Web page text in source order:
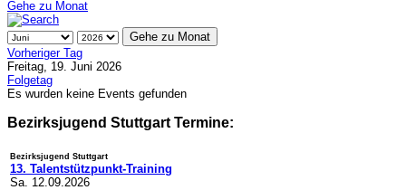
Gehe zu Monat
Gehe zu Monat
Vorheriger Tag
Freitag, 19. Juni 2026
Folgetag
Es wurden keine Events gefunden
Bezirksjugend Stuttgart Termine:
Bezirksjugend Stuttgart
13. Talentstützpunkt-Training
Sa. 12.09.2026